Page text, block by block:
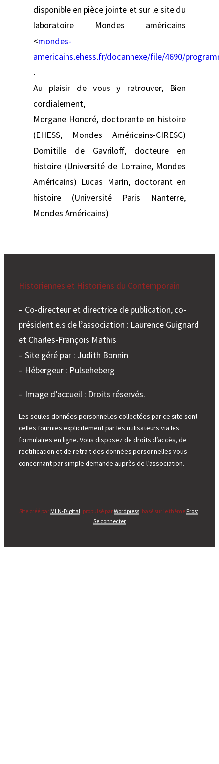
disponible en pièce jointe et sur le site du
laboratoire Mondes américains
<mondes-
americains.ehess.fr/docannexe/file/4690/
.
Au plaisir de vous y retrouver, Bien
cordialement,
Morgane Honoré, doctorante en histoire
(EHESS, Mondes Américains-CIRESC)
Domitille de Gavriloff, docteure en
histoire (Université de Lorraine, Mondes
Américains) Lucas Marin, doctorant en
histoire (Université Paris Nanterre,
Mondes Américains)
Historiennes et Historiens du Contemporain
– Co-directeur et directrice de publication, co-
président.e.s de l’association : Laurence Guignard
et Charles-François Mathis
– Site géré par : Judith Bonnin
– Hébergeur : Pulseheberg
– Image d’accueil : Droits réservés.
Les seules données personnelles collectées par ce site sont
celles fournies explicitement par les utilisateurs via les
formulaires en ligne. Vous disposez de droits d’accès, de
rectification et de retrait des données personnelles vous
concernant par simple demande auprès de l’association.
Site créé par MLN-Digital , propulsé parWordpress , basé sur le thème Frost.
Se connecter